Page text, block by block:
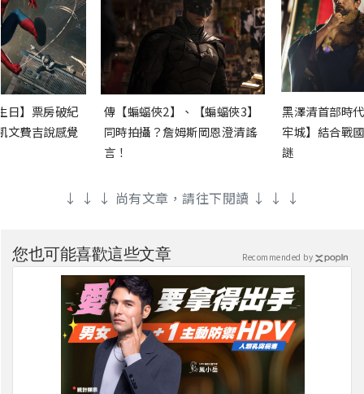
日】票房破紀
文費吉說感覺
傳【蝙蝠俠2】、【蝙蝠俠3】
同時拍攝？詹姆斯岡恩澄清謠
言！
黑澤清首部時
牢城】結合戰
謎
↓ ↓ ↓ 尚有文章，請往下閱讀 ↓ ↓ ↓
您也可能喜歡這些文章 Recommended by